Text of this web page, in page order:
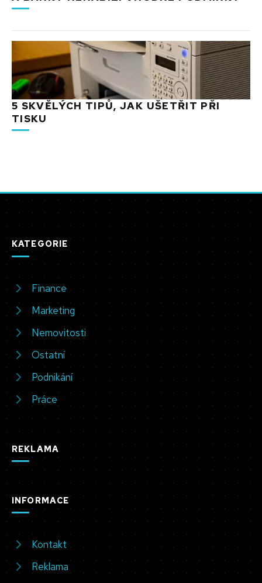
5 SKVĚLÝCH TIPŮ, JAK UŠETŘIT PŘI
TISKU
KATEGORIE
Finance
Marketing
Nemovitosti
Ostatní
Podnikání
Práce
REKLAMA
INFORMACE
Kontakt
Reklama